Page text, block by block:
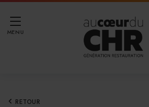
MENU
RETOUR